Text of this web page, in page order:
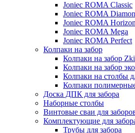
Joniec ROMA Classic
Joniec ROMA
Joniec ROMA Horizon
Joniec ROMA Mega
Joniec ROMA Perfect
Колпаки на забор
Колпаки на забор
Колпаки на забор
Колпаки на столбы
Колпаки
Доска ДПК для забора
Наборные столбы
Винтовые сваи для
Комплектующие для
Трубы для забора